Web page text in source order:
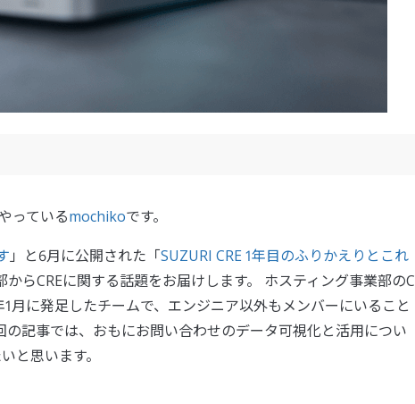
っているmochikoです。
」と6月に公開された「SUZURI CRE 1年目のふりかえりとこれ
らCREに関する話題をお届けします。 ホスティング事業部のC
に発足したチームで、エンジニア以外もメンバーにいること
の記事では、おもにお問い合わせのデータ可視化と活用につい
と思います。